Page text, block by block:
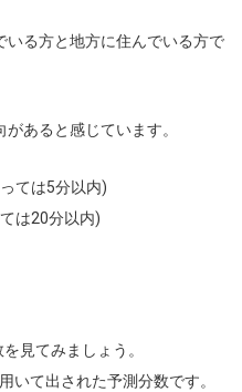
いる方と地方に住んでいる方で
あると感じています。
ては5分以内)
は20分以内)
見てみましょう。
いて出された予測分数です。